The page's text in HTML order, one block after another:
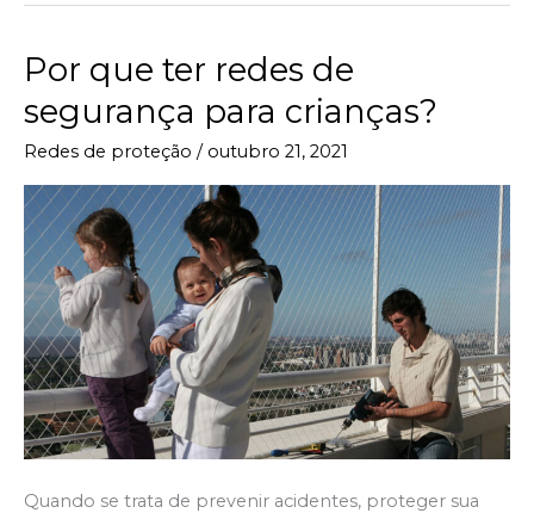
Por que ter redes de
segurança para crianças?
Redes de proteção / outubro 21, 2021
Quando se trata de prevenir acidentes, proteger sua
Por
ter
redes
de
segurança
para
crianças?